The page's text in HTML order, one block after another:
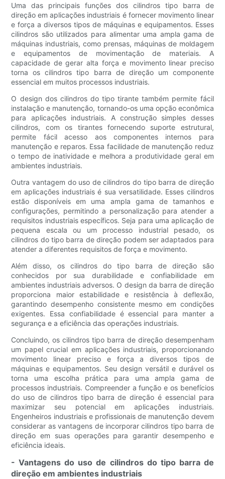
Uma das principais funções dos cilindros tipo barra de
direção em aplicações industriais é fornecer movimento linear
e força a diversos tipos de máquinas e equipamentos. Esses
cilindros são utilizados para alimentar uma ampla gama de
máquinas industriais, como prensas, máquinas de moldagem
e equipamentos de movimentação de materiais. A
capacidade de gerar alta força e movimento linear preciso
torna os cilindros tipo barra de direção um componente
essencial em muitos processos industriais.
O design dos cilindros do tipo tirante também permite fácil
instalação e manutenção, tornando-os uma opção econômica
para aplicações industriais. A construção simples desses
cilindros, com os tirantes fornecendo suporte estrutural,
permite fácil acesso aos componentes internos para
manutenção e reparos. Essa facilidade de manutenção reduz
o tempo de inatividade e melhora a produtividade geral em
ambientes industriais.
Outra vantagem do uso de cilindros do tipo barra de direção
em aplicações industriais é sua versatilidade. Esses cilindros
estão disponíveis em uma ampla gama de tamanhos e
configurações, permitindo a personalização para atender a
requisitos industriais específicos. Seja para uma aplicação de
pequena escala ou um processo industrial pesado, os
cilindros do tipo barra de direção podem ser adaptados para
atender a diferentes requisitos de força e movimento.
Além disso, os cilindros do tipo barra de direção são
conhecidos por sua durabilidade e confiabilidade em
ambientes industriais adversos. O design da barra de direção
proporciona maior estabilidade e resistência à deflexão,
garantindo desempenho consistente mesmo em condições
exigentes. Essa confiabilidade é essencial para manter a
segurança e a eficiência das operações industriais.
Concluindo, os cilindros tipo barra de direção desempenham
um papel crucial em aplicações industriais, proporcionando
movimento linear preciso e força a diversos tipos de
máquinas e equipamentos. Seu design versátil e durável os
torna uma escolha prática para uma ampla gama de
processos industriais. Compreender a função e os benefícios
do uso de cilindros tipo barra de direção é essencial para
maximizar seu potencial em aplicações industriais.
Engenheiros industriais e profissionais de manutenção devem
considerar as vantagens de incorporar cilindros tipo barra de
direção em suas operações para garantir desempenho e
eficiência ideais.
- Vantagens do uso de cilindros do tipo barra de
direção em ambientes industriais